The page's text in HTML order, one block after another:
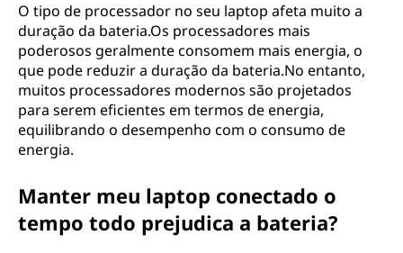
O tipo de processador no seu laptop afeta muito a
duração da bateria.Os processadores mais
poderosos geralmente consomem mais energia, o
que pode reduzir a duração da bateria.No entanto,
muitos processadores modernos são projetados
para serem eficientes em termos de energia,
equilibrando o desempenho com o consumo de
energia.
Manter meu laptop conectado o
tempo todo prejudica a bateria?